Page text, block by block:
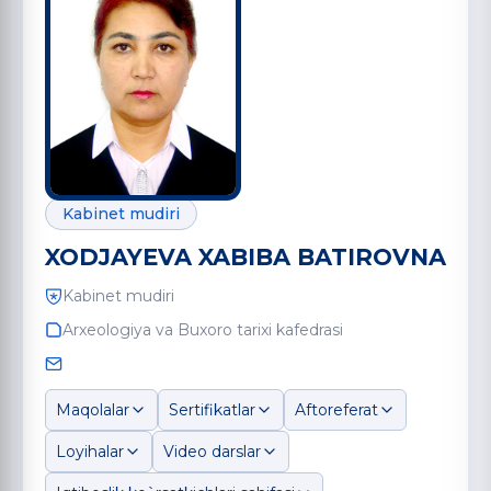
Kabinet mudiri
XODJAYEVA XABIBA BATIROVNA
Kabinet mudiri
Arxeologiya va Buxoro tarixi kafedrasi
Maqolalar Sertifikatlar Aftoreferat
Loyihalar Video darslar